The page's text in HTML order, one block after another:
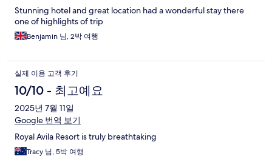
Stunning hotel and great location had a wonderful stay there
one of highlights of trip
Benjamin 님, 2박 여행
실제 이용 고객 후기
10/10 - 최고예요
2025년 7월 11일
Google 번역 보기
Royal Avila Resort is truly breathtaking
Tracy 님, 5박 여행